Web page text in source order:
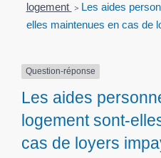
logement > Les aides
elles maintenues en cas de
Question-réponse
Les aides
logement sont-
cas de loyers